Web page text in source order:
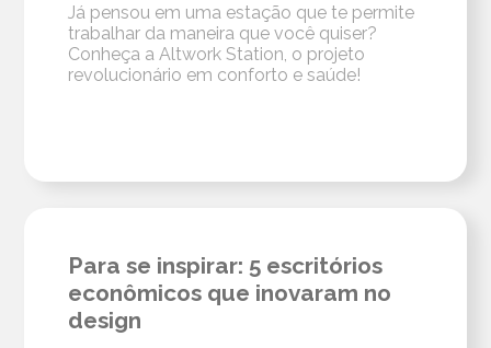
Já pensou em uma estação que te permite
trabalhar da maneira que você quiser?
Conheça a Altwork Station, o projeto
revolucionário em conforto e saúde!
Para se inspirar: 5 escritórios
econômicos que inovaram no
design